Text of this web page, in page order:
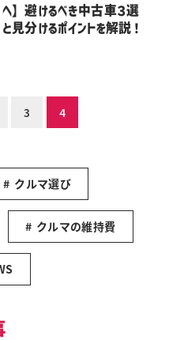
へ】避けるべき中古車３選
と見分けるポイントを解説！
3 4
クルマ選び
クルマの維持費